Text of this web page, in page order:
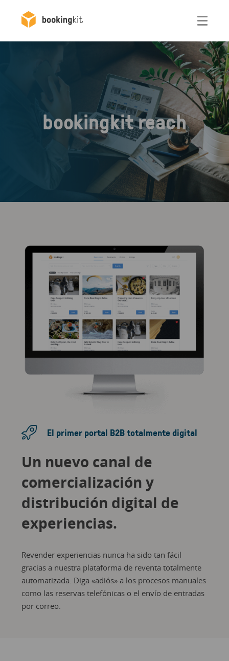
bookingkit reach
El primer portal B2B totalmente digital
Un nuevo canal de
comercialización y
distribución digital de
experiencias.
Revender experiencias nunca ha sido tan fácil
gracias a nuestra plataforma de reventa totalmente
automatizada. Diga «adiós» a los procesos manuales
como las reservas telefónicas o el envío de entradas
por correo.